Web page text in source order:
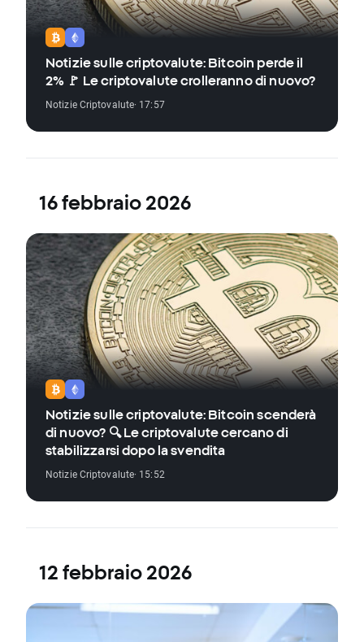
Notizie sulle criptovalute: Bitcoin perde il
2% 🚩 Le criptovalute crolleranno di nuovo?
Notizie Criptovalute· 17:57
16 febbraio 2026
Notizie sulle criptovalute: Bitcoin scenderà
di nuovo? 🔍 Le criptovalute cercano di
stabilizzarsi dopo la svendita
Notizie Criptovalute· 15:52
12 febbraio 2026